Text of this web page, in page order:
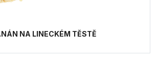
NA LINECKÉM TĚSTĚ